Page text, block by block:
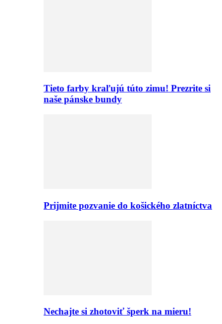
Tieto farby kraľujú túto zimu! Prezrite si
naše pánske bundy
Prijmite pozvanie do košického zlatníctva
Nechajte si zhotoviť šperk na mieru!